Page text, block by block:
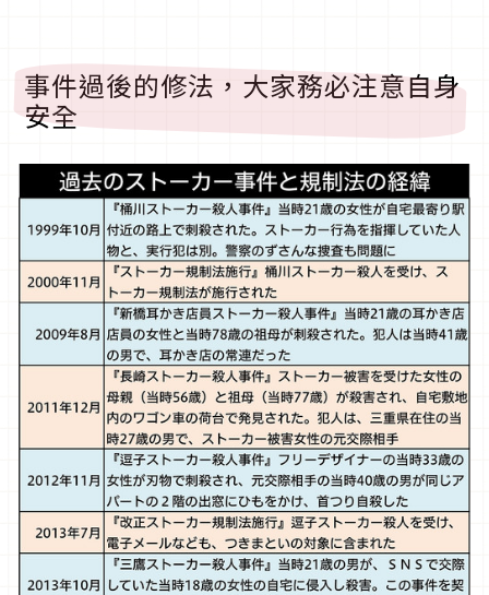
事件過後的修法，大家務必注意自身
安全